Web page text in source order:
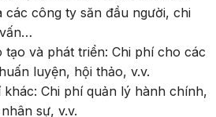
các công ty săn đầu người, chi
tạo và phát triển: Chi phí cho các
luyện, hội thảo, v.v.
khác: Chi phí quản lý hành chính,
sự, v.v.